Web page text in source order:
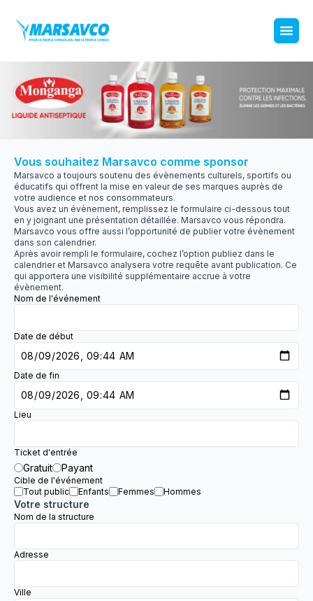
Vous souhaitez Marsavco comme sponsor
Marsavco a toujours soutenu des évènements culturels, sportifs ou
éducatifs qui offrent la mise en valeur de ses marques auprès de
votre audience et nos consommateurs.
Vous avez un évènement, remplissez le formulaire ci-dessous tout
en y joignant une présentation détaillée. Marsavco vous répondra.
Marsavco vous offre aussi l’opportunité de publier votre évènement
dans son calendrier.
Après avoir rempli le formulaire, cochez l’option publiez dans le
calendrier et Marsavco analysera votre requête avant publication. Ce
qui apportera une visibilité supplémentaire accrue à votre
évènement.
Nom de l'événement
Date de début
Date de fin
Lieu
Ticket d'entrée
Gratuit Payant
Cible de l'événement
Tout public
Enfants Femmes Hommes
Votre structure
Nom de la structure
Adresse
Ville